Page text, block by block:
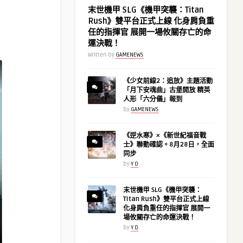
末世機甲 SLG《機甲突襲：Titan
Rush》雙平台正式上線 化身肩負重
任的指揮官 展開一場攸關存亡的命
運決戰！
Written by GAMENEWS
《少女前線2：追放》主題活動
「月下安魂曲」古堡開放 精英
人形「六分儀」報到
by GAMENEWS
《逆水寒》×《新世紀福音戰
士》聯動確認。8月28日，全面
同步
by Y D
末世機甲 SLG《機甲突襲：
Titan Rush》雙平台正式上線
化身肩負重任的指揮官 展開一
場攸關存亡的命運決戰！
by Y D